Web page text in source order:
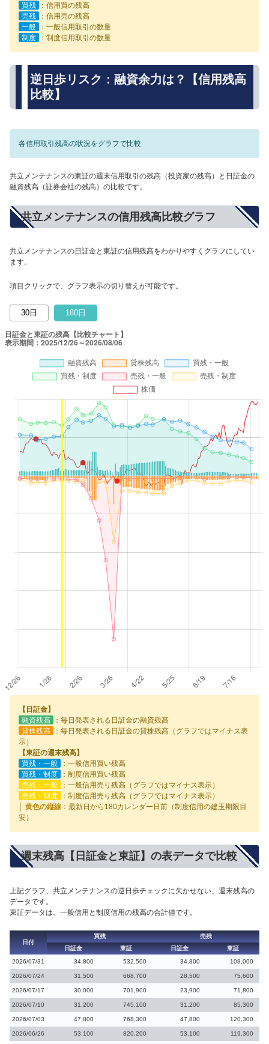
買残
：信用買の残高
売残
：信用売の残高
一般
：一般信用取引の数量
制度
：制度信用取引の数量
逆日歩リスク：融資余力は？【信用残高
比較】
各信用取引残高の状況をグラフで比較
共立メンテナンスの東証の週末信用取引の残高（投資家の残高）と日証金の
融資残高（証券会社の残高）の比較です。
共立メンテナンスの信用残高比較グラフ
共立メンテナンスの日証金と東証の信用残高をわかりやすくグラフにしてい
ます。
項目クリックで、グラフ表示の切り替えが可能です。
30日 180日
【日証金】
融資残高
：毎日発表される日証金の融資残高
貸株残高
：毎日発表される日証金の貸株残高（グラフではマイナス表
示）
【東証の週末残高】
買残・一般
：一般信用買い残高
買残・制度
：制度信用買い残高
売残・一般
：一般信用売り残高（グラフではマイナス表示）
売残・制度
：制度信用売り残高（グラフではマイナス表示）
│ 黄色の縦線 ：最新日から180カレンダー日前（制度信用の建玉期限目
安）
週末残高【日証金と東証】の表データで比較
上記グラフ、共立メンテナンスの逆日歩チェックに欠かせない、週末残高の
データです。
東証データは、一般信用と制度信用の残高の合計値です。
日付
買残
売残
日証金
東証 日証金
東証
2026/07/31
34,800 532,500 34,800 108,000
2026/07/24 31,500 668,700 28,500 75,600
2026/07/17 30,000 701,900 23,900 71,800
2026/07/10 31,200 745,100 31,200 85,300
2026/07/03 47,800 768,300 47,800 120,300
2026/06/26 53,100 820,200 53,100 119,300